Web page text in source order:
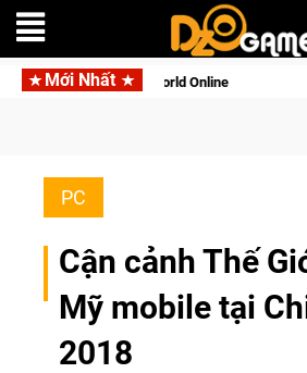
Mới Nhất
Palworld Online Gia Nhập
PC
Cận cảnh Thế
Mỹ mobile tại
2018